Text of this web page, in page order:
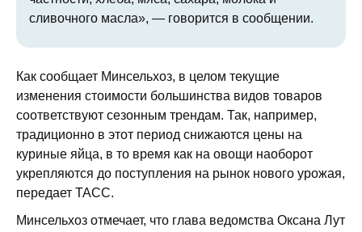
сливочного масла», — говорится в сообщении.
Как сообщает Минсельхоз, в целом текущие
изменения стоимости большинства видов товаров
соответствуют сезонным трендам. Так, например,
традиционно в этот период снижаются цены на
куриные яйца, в то время как на овощи наоборот
укрепляются до поступления на рынок нового урожая,
передает ТАСС.
Минсельхоз отмечает, что глава ведомства Оксана Лут